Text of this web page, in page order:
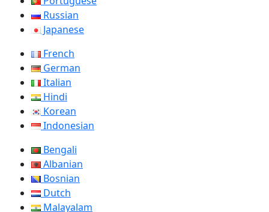
Russian
Japanese
French
German
Italian
Hindi
Korean
Indonesian
Bengali
Albanian
Bosnian
Dutch
Malayalam